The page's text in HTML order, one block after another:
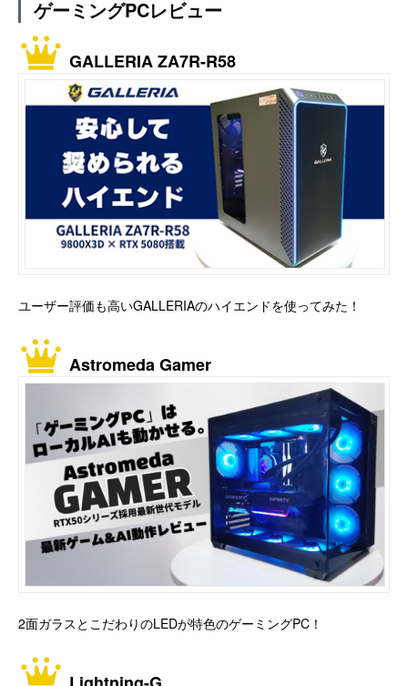
ゲーミングPCレビュー
GALLERIA ZA7R-R58
ユーザー評価も高いGALLERIAのハイエンドを使ってみた！
Astromeda Gamer
2面ガラスとこだわりのLEDが特色のゲーミングPC！